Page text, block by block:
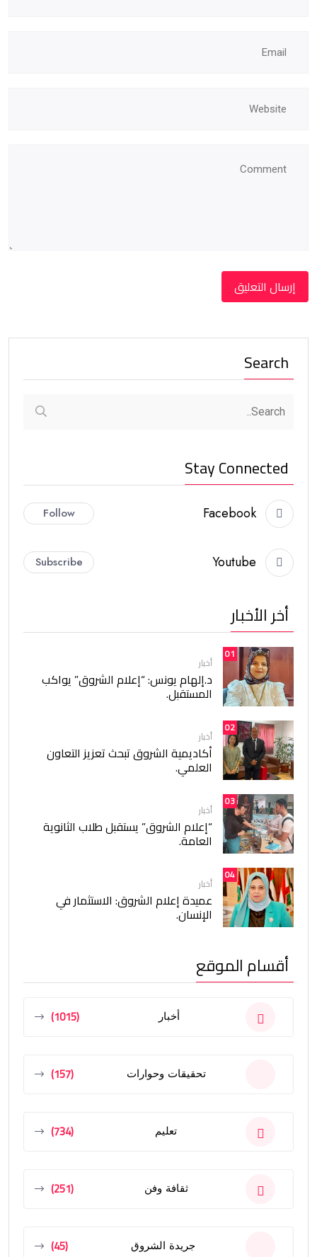
Search
Stay Connected
Facebook
Follow
Youtube
Subscribe
أخر الأخبار
01
أخبار
د.إلهام يونس: “إعلام الشروق” يواكب
المستقبل.
02
أخبار
أكاديمية الشروق تبحث تعزيز التعاون
العلمي.
03
أخبار
“إعلام الشروق” يستقبل طلاب الثانوية
العامة.
04
أخبار
عميدة إعلام الشروق: الاستثمار في
الإنسان.
أقسام الموقع
أخبار (1015)
تحقيقات وحوارات (157)
تعليم (734)
ثقافة وفن (251)
جريدة الشروق (45)